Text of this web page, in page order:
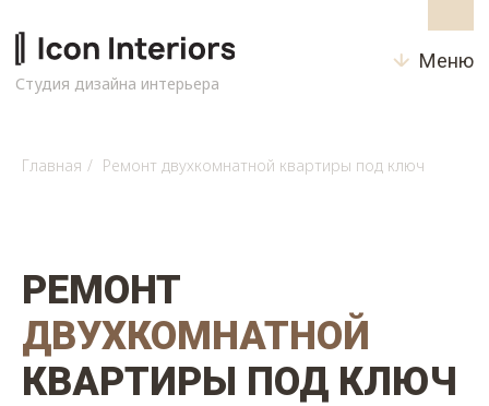
Студия дизайна интерьера
Главная / Ремонт двухкомнатной квартиры под ключ
РЕМОНТ
ДВУХКОМНАТНОЙ
КВАРТИРЫ ПОД КЛЮЧ